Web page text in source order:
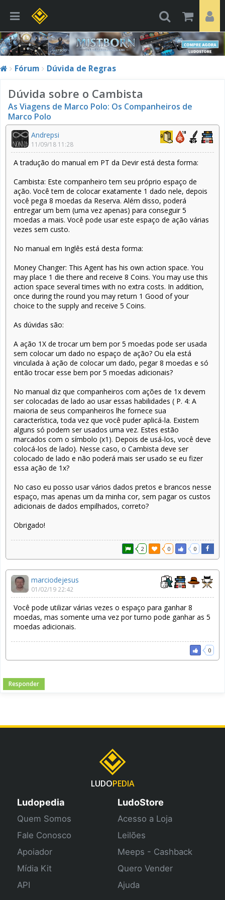
Fórum Dúvida de Regras
Dúvida sobre o Cambista
As Viagens de Marco Polo: Os Companheiros de
Marco Polo
Andrepsi
11/09/18 11:28
A tradução do manual em PT da Devir está desta forma:
Cambista: Este companheiro tem seu próprio espaço de
ação. Você tem de colocar exatamente 1 dado nele, depois
você pega 8 moedas da Reserva. Além disso, poderá
entregar um bem (uma vez apenas) para conseguir 5
moedas a mais. Você pode usar este espaço de ação várias
vezes sem custo.
No manual em Inglês está desta forma:
Money Changer: This Agent has his own action space. You
may place 1 die there and receive 8 Coins. You may use this
action space several times with no extra costs. In addition,
once during the round you may return 1 Good of your
choice to the supply and receive 5 Coins.
As dúvidas são:
A ação 1X de trocar um bem por 5 moedas pode ser usada
sem colocar um dado no espaço de ação? Ou ela está
vinculada à ação de colocar um dado, pegar 8 moedas e só
então trocar esse bem por 5 moedas adicionais?
No manual diz que companheiros com ações de 1x devem
ser colocadas de lado ao usar essas habilidades ( P. 4: A
maioria de seus companheiros lhe fornece sua
característica, toda vez que você puder aplicá-la. Existem
alguns só podem ser usados uma vez. Estes estão
marcados com o símbolo (x1). Depois de usá-los, você deve
colocá-los de lado). Nesse caso, o Cambista deve ser
colocado de lado e não poderá mais ser usado se eu fizer
essa ação de 1x?
No caso eu posso usar vários dados pretos e brancos nesse
espaço, mas apenas um da minha cor, sem pagar os custos
adicionais de dados empilhados, correto?
Obrigado!
2 0 0
marciodejesus
01/02/19 22:42
Você pode utilizar várias vezes o espaço para ganhar 8
moedas, mas somente uma vez por turno pode ganhar as 5
moedas adicionais.
0
Responder
LUDOPEDIA
Ludopedia
Quem Somos
Fale Conosco
Apoiador
Mídia Kit
API
LudoStore
Acesso a Loja
Leilões
Meeps - Cashback
Quero Vender
Ajuda